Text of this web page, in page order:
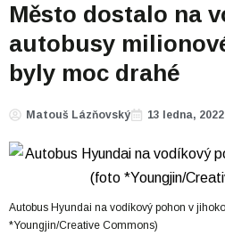
Město dostalo na
autobusy
byly moc drahé
Matouš Lázňovský 13 ledna, 2022
Autobus Hyundai na vodíkový pohon v
*Youngjin/Creative Commons)